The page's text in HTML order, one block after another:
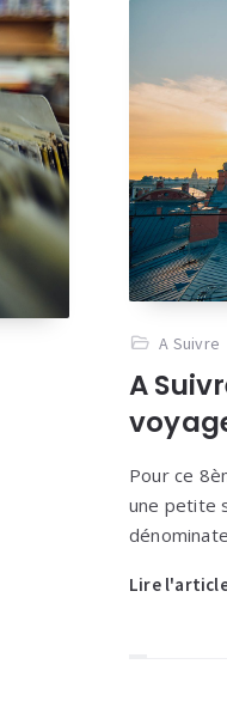
A Suivre
A
Pour ce
une petite
Lire